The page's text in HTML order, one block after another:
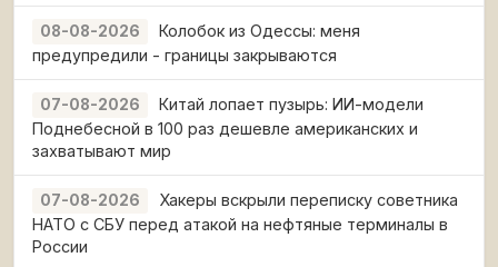
08-08-2026
Колобок из Одессы: меня
предупредили - границы закрываются
07-08-2026
Китай лопает пузырь: ИИ-модели
Поднебесной в 100 раз дешевле американских и
захватывают мир
07-08-2026
Хакеры вскрыли переписку советника
НАТО с СБУ перед атакой на нефтяные терминалы в
России